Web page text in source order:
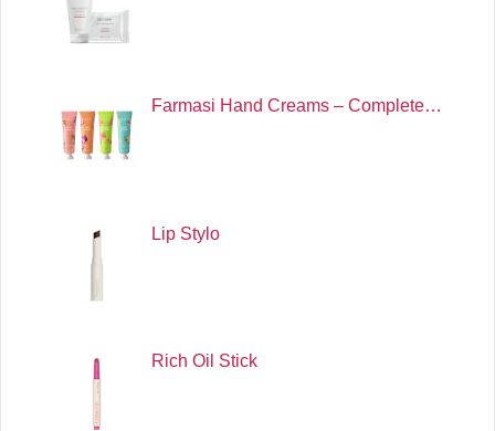
Farmasi Hand Creams – Complete…
Lip Stylo
Rich Oil Stick